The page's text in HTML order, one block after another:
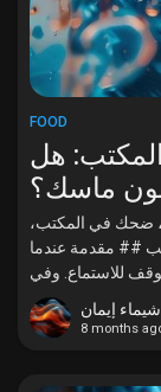
FOOD
هل
ماسك؟
ضحك في المكتب،
## مقدمة عندما
شيماء إيمان
8 months